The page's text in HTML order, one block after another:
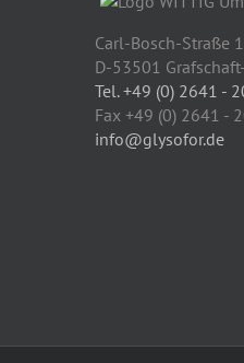
Carl-Bosch-Straße
D-53501
Tel. +49 (0) 2641 -
Fax +49 (0) 2641 -
info@glysofor.de